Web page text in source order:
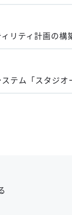
リティ計画の構
テム「スタジオ